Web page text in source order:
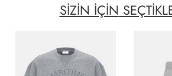
SİZİN İÇİN